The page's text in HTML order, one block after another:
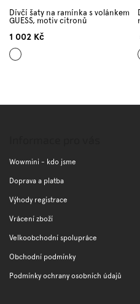
Dívčí šaty na ramínka s volánkem
GUESS, motiv citronů
1 002 Kč
Mix
barev
Wowmini - kdo jsme
Doprava a platba
Výhody registrace
Vrácení zboží
Velkoobchodní spolupráce
Obchodní podmínky
Podmínky ochrany osobních údajů